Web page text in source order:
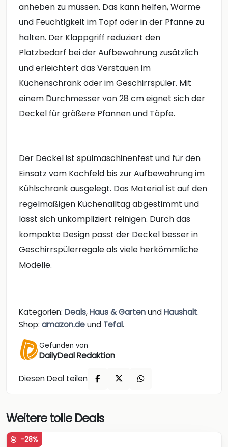
anheben zu müssen. Das kann helfen, Wärme
und Feuchtigkeit im Topf oder in der Pfanne zu
halten. Der Klappgriff reduziert den
Platzbedarf bei der Aufbewahrung zusätzlich
und erleichtert das Verstauen im
Küchenschrank oder im Geschirrspüler. Mit
einem Durchmesser von 28 cm eignet sich der
Deckel für größere Pfannen und Töpfe.
Der Deckel ist spülmaschinenfest und für den
Einsatz vom Kochfeld bis zur Aufbewahrung im
Kühlschrank ausgelegt. Das Material ist auf den
regelmäßigen Küchenalltag abgestimmt und
lässt sich unkompliziert reinigen. Durch das
kompakte Design passt der Deckel besser in
Geschirrspülerregale als viele herkömmliche
Modelle.
Kategorien: Deals,Haus & GartenundHaushalt.
Shop: amazon.deund Tefal.
Gefunden von
DailyDeal Redaktion
Diesen Deal teilen
Weitere tolle Deals
-28%